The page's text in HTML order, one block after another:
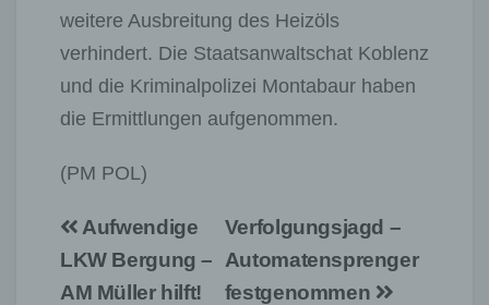
weitere Ausbreitung des Heizöls
verhindert. Die Staatsanwaltschat Koblenz
und die Kriminalpolizei Montabaur haben
die Ermittlungen aufgenommen.
(PM POL)
Beitragsnavigation
Verfolgungsjagd –
Automatensprenger
festgenommen
Aufwendige
LKW Bergung –
AM Müller hilft!